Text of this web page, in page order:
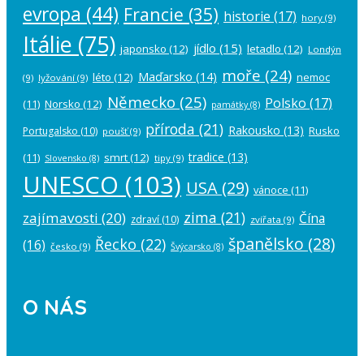
evropa (44) Francie (35) historie (17) hory (9)
Itálie (75) japonsko (12) jídlo (15) letadlo (12) Londýn
(9) lyžování (9) léto (12) Maďarsko (14) moře (24) nemoc
(11) Norsko (12) Německo (25) památky(8) Polsko (17)
Portugalsko (10) poušť(9) příroda (21) Rakousko (13) Rusko
(11) Slovensko (8) smrt(12) tipy (9) tradice (13)
UNESCO (103) USA (29) vánoce (11)
zajímavosti (20) zdraví (10) zima (21) zvířata (9) Čína
(16) česko (9) Řecko (22) Švýcarsko (8) španělsko (28)
O NÁS